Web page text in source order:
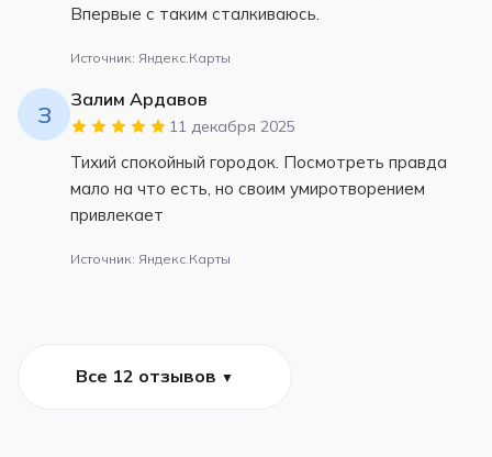
Впервые с таким сталкиваюсь.
Источник: Яндекс.Карты
З
Залим Ардавов
11 декабря 2025
Тихий спокойный городок. Посмотреть правда
мало на что есть, но своим умиротворением
привлекает
Источник: Яндекс.Карты
Все 12 отзывов ▼